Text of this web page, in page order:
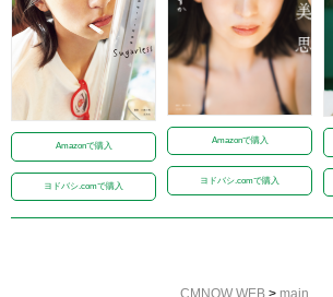
Amazonで購入
ヨドバシ.comで購入
Amazonで購入
ヨドバシ.comで購入
CMNOW WEB > main